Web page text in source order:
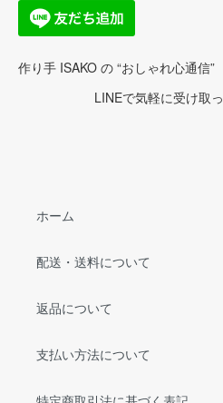
作り手 ISAKO の “おしゃれ心通信”
LINEで気軽に受け取
ホーム
配送・送料について
返品について
支払い方法について